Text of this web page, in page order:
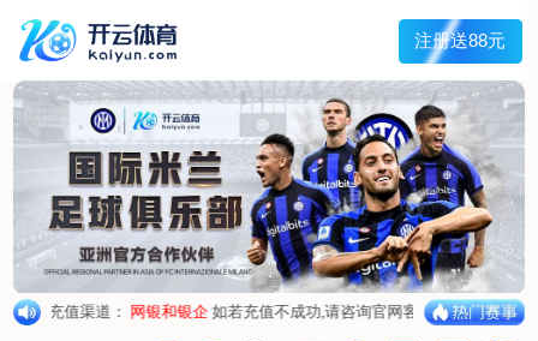
首页
关于我们
企业概况
荣誉资质
合作伙伴
产品中心
烤箱纸
蜡纸
防油纸
蛋糕杯纸
糖果包装纸